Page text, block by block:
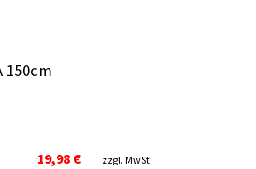
150cm
Ursprünglicher
19,98 €
Aktueller
zzgl. MwSt.